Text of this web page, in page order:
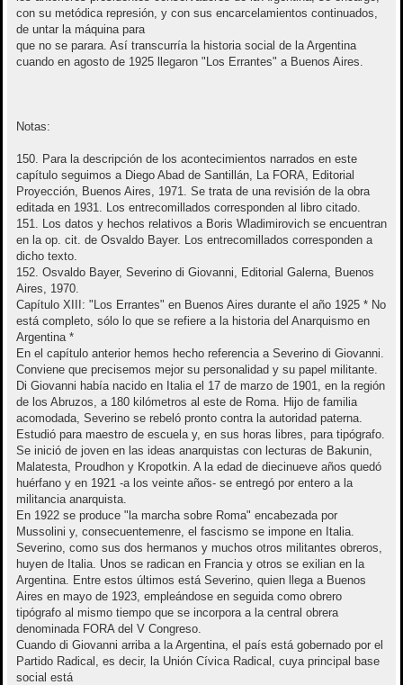
con su metódica represión, y con sus encarcelamientos continuados,
de untar la máquina para
que no se parara. Así transcurría la historia social de la Argentina
cuando en agosto de 1925 llegaron "Los Errantes" a Buenos Aires.
Notas:
150. Para la descripción de los acontecimientos narrados en este
capítulo seguimos a Diego Abad de Santillán, La FORA, Editorial
Proyección, Buenos Aires, 1971. Se trata de una revisión de la obra
editada en 1931. Los entrecomillados corresponden al libro citado.
151. Los datos y hechos relativos a Boris Wladimirovich se encuentran
en la op. cit. de Osvaldo Bayer. Los entrecomillados corresponden a
dicho texto.
152. Osvaldo Bayer, Severino di Giovanni, Editorial Galerna, Buenos
Aires, 1970.
Capítulo XIII: "Los Errantes" en Buenos Aires durante el año 1925 * No
está completo, sólo lo que se refiere a la historia del Anarquismo en
Argentina *
En el capítulo anterior hemos hecho referencia a Severino di Giovanni.
Conviene que precisemos mejor su personalidad y su papel militante.
Di Giovanni había nacido en Italia el 17 de marzo de 1901, en la región
de los Abruzos, a 180 kilómetros al este de Roma. Hijo de familia
acomodada, Severino se rebeló pronto contra la autoridad paterna.
Estudió para maestro de escuela y, en sus horas libres, para tipógrafo.
Se inició de joven en las ideas anarquistas con lecturas de Bakunin,
Malatesta, Proudhon y Kropotkin. A la edad de diecinueve años quedó
huérfano y en 1921 -a los veinte años- se entregó por entero a la
militancia anarquista.
En 1922 se produce "la marcha sobre Roma" encabezada por
Mussolini y, consecuentemenre, el fascismo se impone en Italia.
Severino, como sus dos hermanos y muchos otros militantes obreros,
huyen de Italia. Unos se radican en Francia y otros se exilian en la
Argentina. Entre estos últimos está Severino, quien llega a Buenos
Aires en mayo de 1923, empleándose en seguida como obrero
tipógrafo al mismo tiempo que se incorpora a la central obrera
denominada FORA del V Congreso.
Cuando di Giovanni arriba a la Argentina, el país está gobernado por el
Partido Radical, es decir, la Unión Cívica Radical, cuya principal base
social está